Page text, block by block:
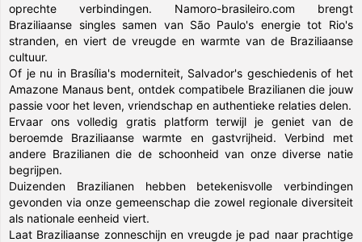
oprechte verbindingen. Namoro-brasileiro.com brengt
Braziliaanse singles samen van São Paulo's energie tot Rio's
stranden, en viert de vreugde en warmte van de Braziliaanse
cultuur.
Of je nu in Brasília's moderniteit, Salvador's geschiedenis of het
Amazone Manaus bent, ontdek compatibele Brazilianen die jouw
passie voor het leven, vriendschap en authentieke relaties delen.
Ervaar ons volledig gratis platform terwijl je geniet van de
beroemde Braziliaanse warmte en gastvrijheid. Verbind met
andere Brazilianen die de schoonheid van onze diverse natie
begrijpen.
Duizenden Brazilianen hebben betekenisvolle verbindingen
gevonden via onze gemeenschap die zowel regionale diversiteit
als nationale eenheid viert.
Laat Braziliaanse zonneschijn en vreugde je pad naar prachtige